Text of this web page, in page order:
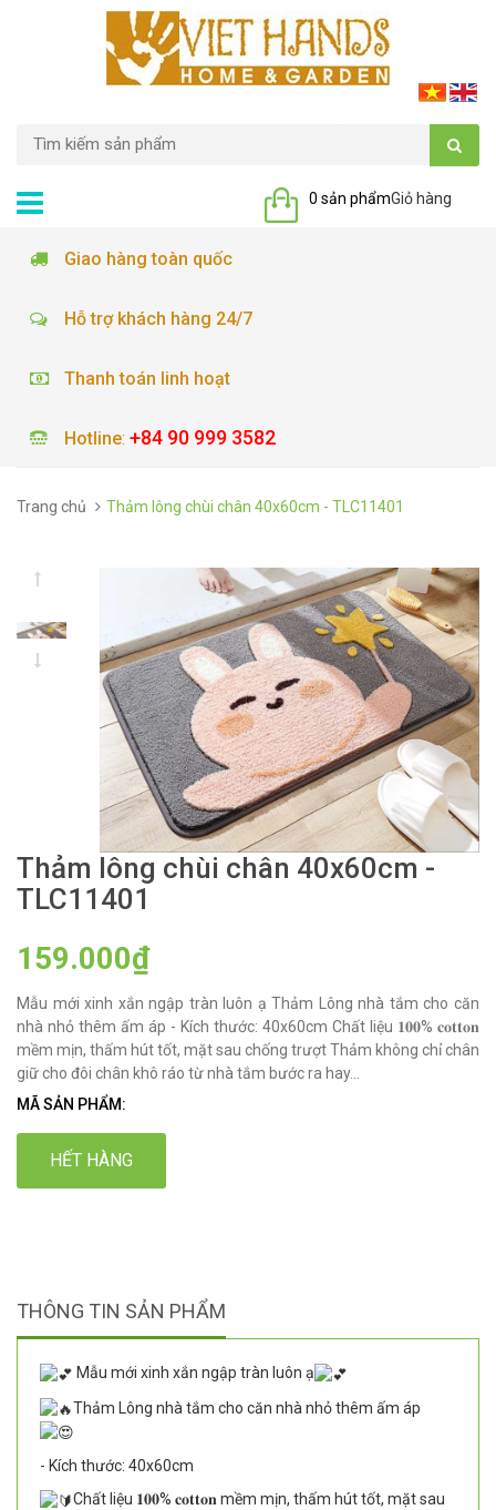
Giỏ hàng
0 sản phẩm
Giao hàng toàn quốc
Hỗ trợ khách hàng 24/7
Thanh toán linh hoạt
Hotline: +84 90 999 3582
Trang chủ Thảm lông chùi chân 40x60cm - TLC11401
Thảm lông chùi chân 40x60cm -
TLC11401
159.000₫
Mẫu mới xinh xắn ngập tràn luôn ạ Thảm Lông nhà tắm cho căn
nhà nhỏ thêm ấm áp - Kích thước: 40x60cm Chất liệu 𝟏𝟎𝟎% 𝐜𝐨𝐭𝐭𝐨𝐧
mềm mịn, thấm hút tốt, mặt sau chống trượt Thảm không chỉ chân
giữ cho đôi chân khô ráo từ nhà tắm bước ra hay...
MÃ SẢN PHẨM:
HẾT HÀNG
THÔNG TIN SẢN PHẨM
Mẫu mới xinh xắn ngập tràn luôn ạ
Thảm Lông nhà tắm cho căn nhà nhỏ thêm ấm áp
- Kích thước: 40x60cm
Chất liệu 𝟏𝟎𝟎% 𝐜𝐨𝐭𝐭𝐨𝐧 mềm mịn, thấm hút tốt, mặt sau